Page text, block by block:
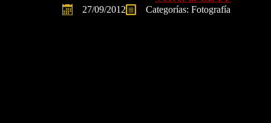
27/09/2012 Categorías: Fotografía